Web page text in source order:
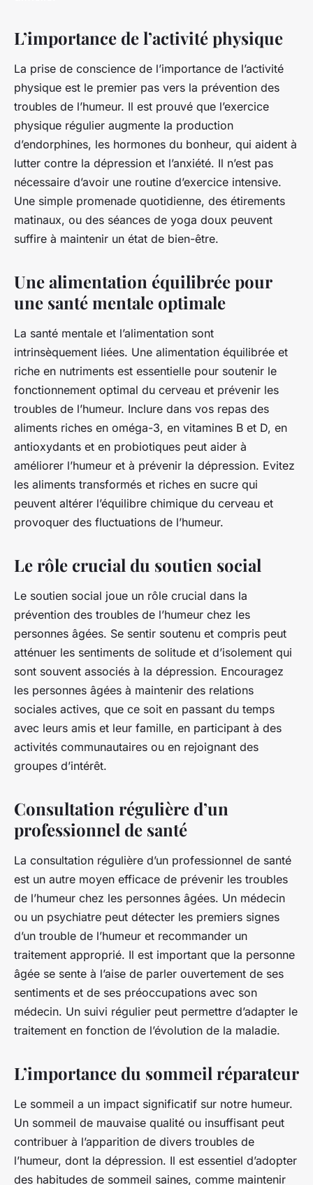
L’importance de l’activité physique
La prise de conscience de l’importance de l’activité
physique est le premier pas vers la prévention des
troubles de l’humeur. Il est prouvé que l’exercice
physique régulier augmente la production
d’endorphines, les hormones du bonheur, qui aident à
lutter contre la dépression et l’anxiété. Il n’est pas
nécessaire d’avoir une routine d’exercice intensive.
Une simple promenade quotidienne, des étirements
matinaux, ou des séances de yoga doux peuvent
suffire à maintenir un état de bien-être.
Une alimentation équilibrée pour
une santé mentale optimale
La santé mentale et l’alimentation sont
intrinsèquement liées. Une alimentation équilibrée et
riche en nutriments est essentielle pour soutenir le
fonctionnement optimal du cerveau et prévenir les
troubles de l’humeur. Inclure dans vos repas des
aliments riches en oméga-3, en vitamines B et D, en
antioxydants et en probiotiques peut aider à
améliorer l’humeur et à prévenir la dépression. Evitez
les aliments transformés et riches en sucre qui
peuvent altérer l’équilibre chimique du cerveau et
provoquer des fluctuations de l’humeur.
Le rôle crucial du soutien social
Le soutien social joue un rôle crucial dans la
prévention des troubles de l’humeur chez les
personnes âgées. Se sentir soutenu et compris peut
atténuer les sentiments de solitude et d’isolement qui
sont souvent associés à la dépression. Encouragez
les personnes âgées à maintenir des relations
sociales actives, que ce soit en passant du temps
avec leurs amis et leur famille, en participant à des
activités communautaires ou en rejoignant des
groupes d’intérêt.
Consultation régulière d’un
professionnel de santé
La consultation régulière d’un professionnel de santé
est un autre moyen efficace de prévenir les troubles
de l’humeur chez les personnes âgées. Un médecin
ou un psychiatre peut détecter les premiers signes
d’un trouble de l’humeur et recommander un
traitement approprié. Il est important que la personne
âgée se sente à l’aise de parler ouvertement de ses
sentiments et de ses préoccupations avec son
médecin. Un suivi régulier peut permettre d’adapter le
traitement en fonction de l’évolution de la maladie.
L’importance du sommeil réparateur
Le sommeil a un impact significatif sur notre humeur.
Un sommeil de mauvaise qualité ou insuffisant peut
contribuer à l’apparition de divers troubles de
l’humeur, dont la dépression. Il est essentiel d’adopter
des habitudes de sommeil saines, comme maintenir